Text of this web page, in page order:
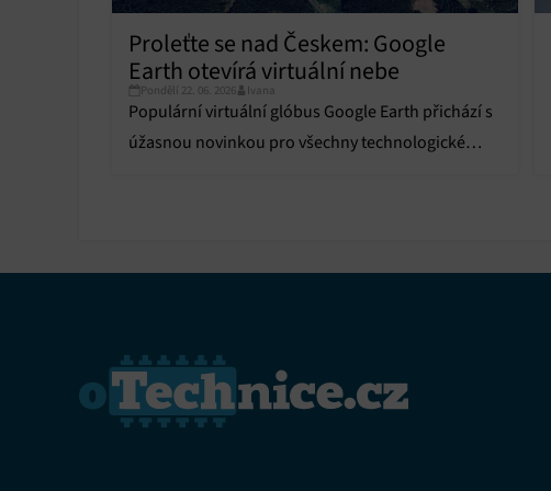
Proleťte se nad Českem: Google
Earth otevírá virtuální nebe
Pondělí 22. 06. 2026 Ivana
Populární virtuální glóbus Google Earth přichází s
úžasnou novinkou pro všechny technologické